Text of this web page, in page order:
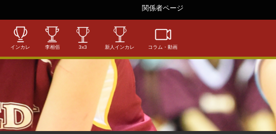
関係者ページ
インカレ 李相佰 3x3 新人インカレ コラム・動画